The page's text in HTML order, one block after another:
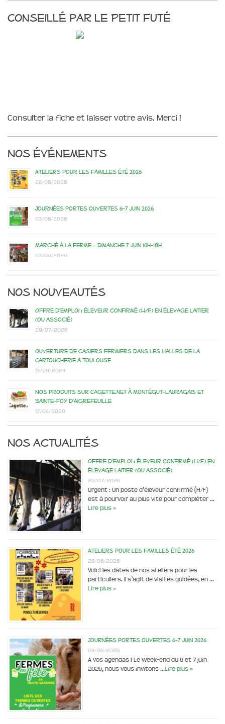
Conseillé par le Petit Futé
Consulter la fiche et laisser votre avis. Merci !
Nos événements
Ateliers pour les familles été 2026
28/06/2026
Journées portes ouvertes 6-7 juin 2026
03/06/2026
Marché à la ferme – dimanche 7 juin 10h-18h
03/06/2026
Nos nouveautés
Offre d’emploi : éleveur confirmé (H/F) en élevage laitier
(ou associé)
29/07/2026
Ouverture de casiers fermiers dans les Halles de la
Cartoucherie à Toulouse
13/09/2023
Nos produits sur Cagette.net à Montégut-Lauragais et
Sainte-Foy d’Aigrefeuille
17/04/2020
Nos actualités
Offre d’emploi : éleveur confirmé (H/F) en
élevage laitier (ou associé)
29/07/2026
Urgent : Un poste d’éleveur confirmé (H/F)
est à pourvoir au plus vite pour compléter …
Lire plus »
Ateliers pour les familles été 2026
28/06/2026
Voici les dates de nos ateliers pour les
particuliers. Il s’agit de visites guidées, en …
Lire plus »
Journées portes ouvertes 6-7 juin 2026
03/06/2026
A vos agendas ! Le week-end du 6 et 7 juin
2026, nous vous invitons …Lire plus »